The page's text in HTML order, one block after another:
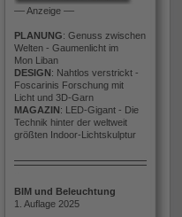
–– Anzeige ––
PLANUNG: Genuss zwischen
Welten - Gaumenlicht im
Mon Liban
DESIGN: Nahtlos verstrickt -
Foscarinis Forschung mit
Licht und 3D-Garn
MAGAZIN: LED-Gigant - Die
Technik hinter der weltweit
größten Indoor-Lichtskulptur
BIM und Beleuchtung
1. Auflage 2025